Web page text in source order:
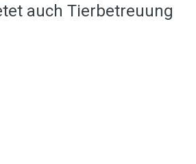
auch Tierbetreuung